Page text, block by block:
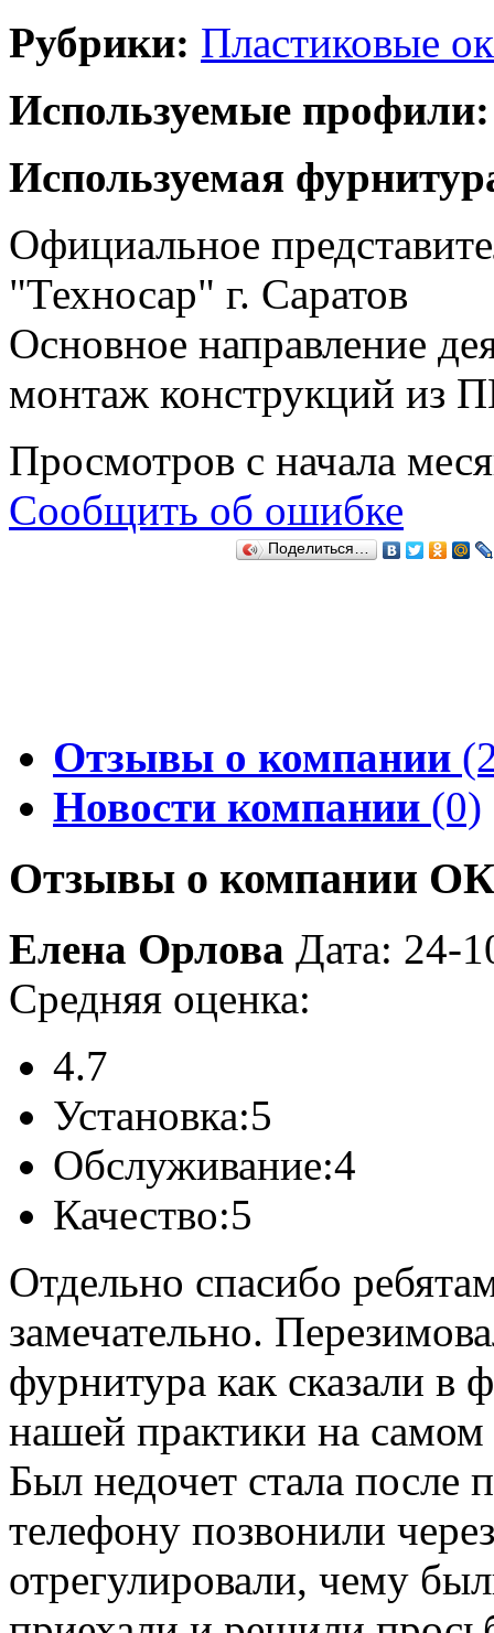
Рубрики: Пластиковые
Используемые профили:
Используемая
Официальное
"Техносар" г. Саратов
Основное направление
монтаж конструкций из
Просмотров с начала
Сообщить об ошибке
Поделиться…
Отзывы о компании
Новости компании (0)
Отзывы о компании
Елена Орлова Дата: 24-
Средняя оценка:
4.7
Установка:5
Обслуживание:4
Качество:5
Отдельно спасибо
замечательно.
фурнитура как сказали в
нашей практики на самом
Был недочет стала после
телефону позвонили
отрегулировали, чему